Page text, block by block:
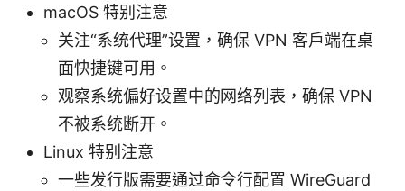
macOS 特别注意
关注“系统代理”设置，确保 VPN 客户端在桌
面快捷键可用。
观察系统偏好设置中的网络列表，确保 VPN
不被系统断开。
Linux 特别注意
一些发行版需要通过命令行配置 WireGuard